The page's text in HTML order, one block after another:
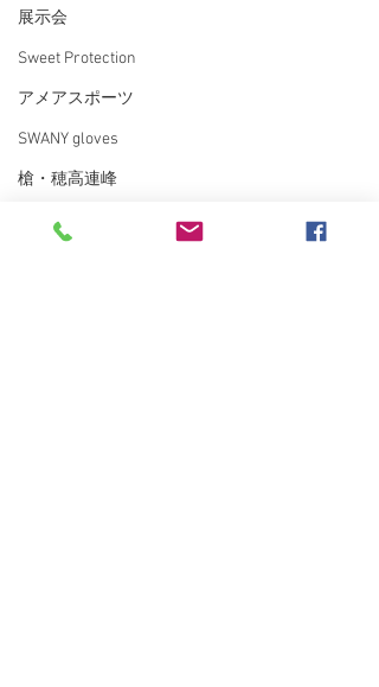
展示会
Sweet Protection
アメアスポーツ
SWANY gloves
槍・穂高連峰
谷川連峰